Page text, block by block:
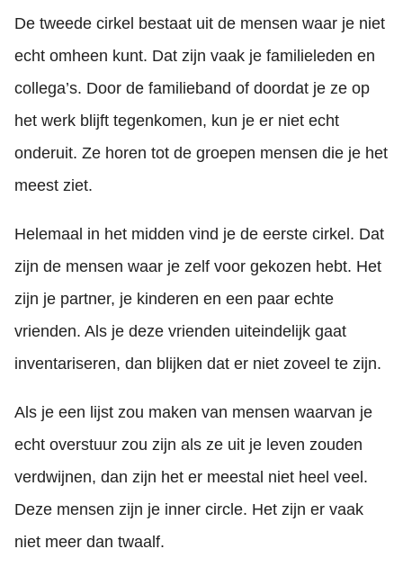
De tweede cirkel bestaat uit de mensen waar je niet
echt omheen kunt. Dat zijn vaak je familieleden en
collega’s. Door de familieband of doordat je ze op
het werk blijft tegenkomen, kun je er niet echt
onderuit. Ze horen tot de groepen mensen die je het
meest ziet.
Helemaal in het midden vind je de eerste cirkel. Dat
zijn de mensen waar je zelf voor gekozen hebt. Het
zijn je partner, je kinderen en een paar echte
vrienden. Als je deze vrienden uiteindelijk gaat
inventariseren, dan blijken dat er niet zoveel te zijn.
Als je een lijst zou maken van mensen waarvan je
echt overstuur zou zijn als ze uit je leven zouden
verdwijnen, dan zijn het er meestal niet heel veel.
Deze mensen zijn je inner circle. Het zijn er vaak
niet meer dan twaalf.